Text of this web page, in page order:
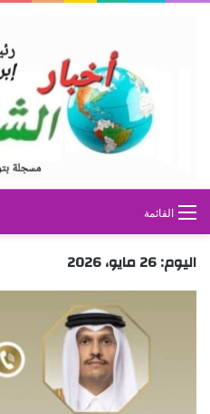
القائمة
اليوم:26 مايو، 2026